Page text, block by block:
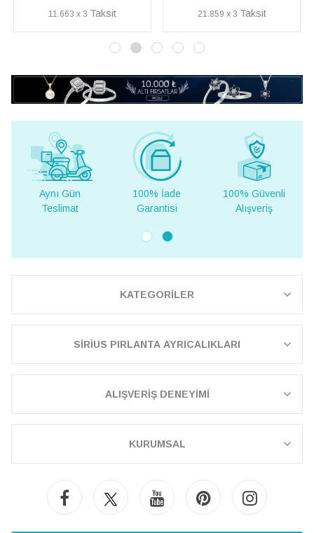
21.859 x 3 27.493 x 3
100% İade
Garantisi
100% Güvenli
Alışveriş
Yurt Dışına
Teslimat
KATEGORİLER
SİRİUS PIRLANTA AYRICALIKLARI
ALIŞVERİŞ DENEYİMİ
KURUMSAL